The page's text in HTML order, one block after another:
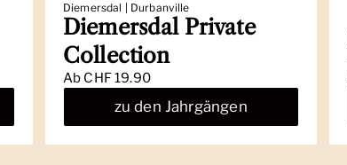
Diemersdal | Durbanville
Diemersdal Private
Collection
Ab CHF 19.90
zu den Jahrgängen